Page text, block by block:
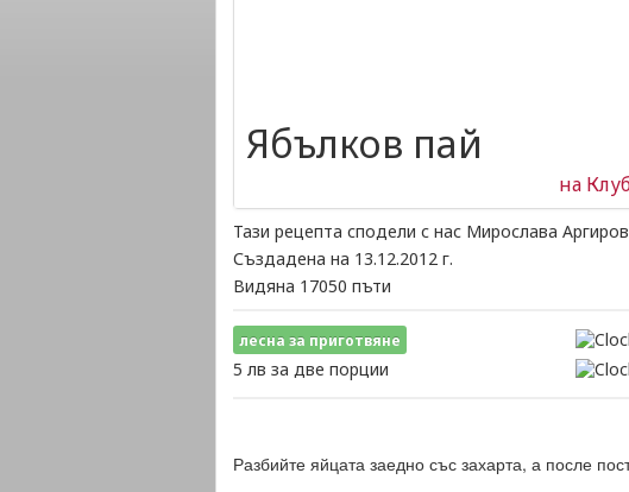
Ябълков пай
на
Тази рецепта сподели с нас Мирослава
Създадена на 13.12.2012 г.
Видяна 17050 пъти
леснa за приготвяне
5 лв за две порции
Разбийте яйцата заедно със захарта, а после